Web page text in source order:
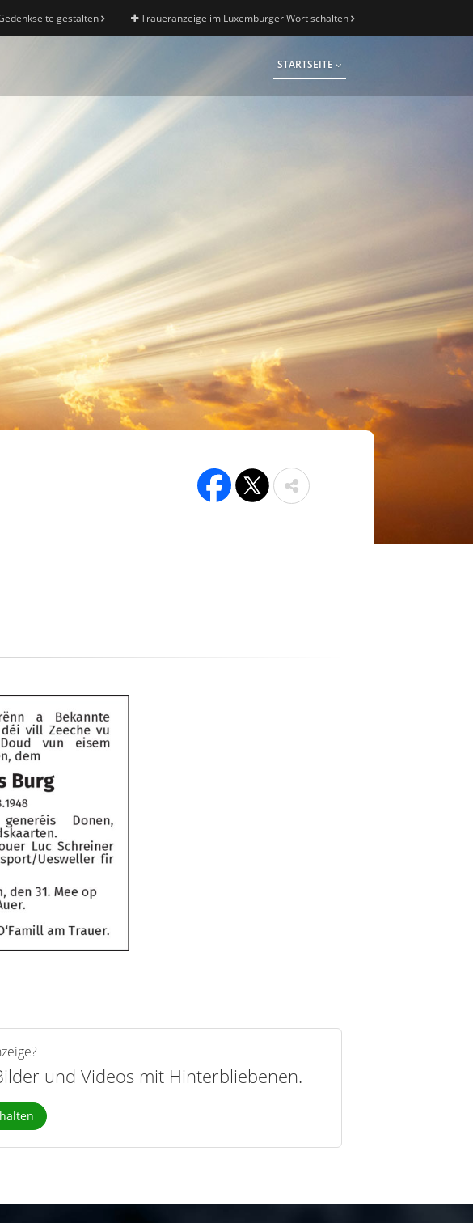
gestalten Traueranzeige im Luxemburger Wort schalten
STARTSEITE
und Videos mit Hinterbliebenen.